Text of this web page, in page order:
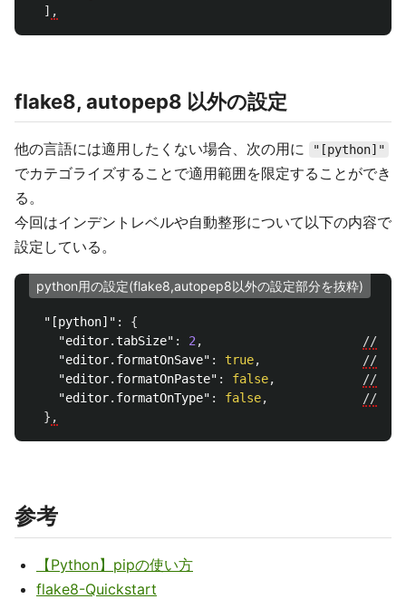
] ,
flake8, autopep8 以外の設定
他の言語には適用したくない場合、次の用に "[python]"
でカテゴライズすることで適用範囲を限定することができ
る。
今回はインデントレベルや自動整形について以下の内容で
設定している。
python用の設定(flake8,autopep8以外の設定部分を抜粋)
"[python]" :
{
"editor.tabSize" : 2 , //
"editor.formatOnSave" : true, //
"editor.formatOnPaste" : false, //
"editor.formatOnType" : false, //
} ,
参考
【Python】pipの使い方
flake8-Quickstart